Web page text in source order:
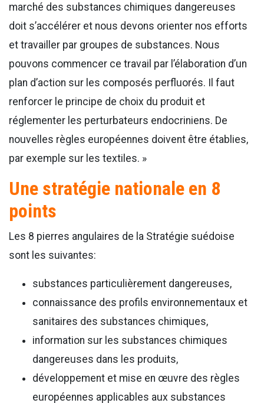
marché des substances chimiques dangereuses
doit s’accélérer et nous devons orienter nos efforts
et travailler par groupes de substances. Nous
pouvons commencer ce travail par l’élaboration d’un
plan d’action sur les composés perfluorés. Il faut
renforcer le principe de choix du produit et
réglementer les perturbateurs endocriniens. De
nouvelles règles européennes doivent être établies,
par exemple sur les textiles. »
Une stratégie nationale en 8
points
Les 8 pierres angulaires de la Stratégie suédoise
sont les suivantes:
substances particulièrement dangereuses,
connaissance des profils environnementaux et
sanitaires des substances chimiques,
information sur les substances chimiques
dangereuses dans les produits,
développement et mise en œuvre des règles
européennes applicables aux substances